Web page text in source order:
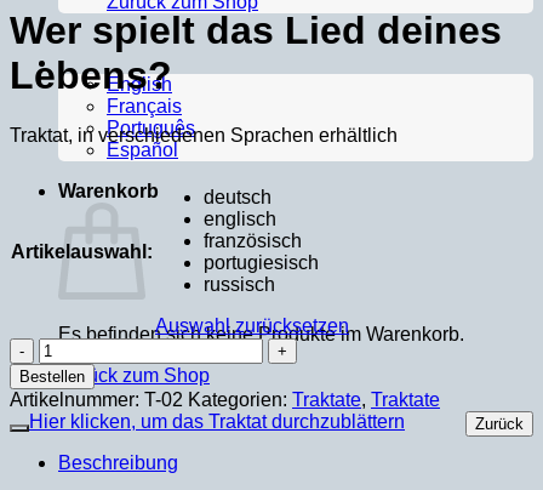
English
Français
Português
Español
Warenkorb
Es befinden sich keine Produkte im Warenkorb.
Zurück zum Shop
Wer spielt das Lied deines
Lebens?
Traktat, in verschiedenen Sprachen erhältlich
Artikelauswahl:
deutsch
englisch
französisch
portugiesisch
russisch
Auswahl zurücksetzen
Wer
spielt
das
Lied
deines
Lebens?
Menge
Bestellen
Artikelnummer: T-02 Kategorien: Traktate, Traktate
Zurück
Hier klicken, um das Traktat durchzublättern
Beschreibung